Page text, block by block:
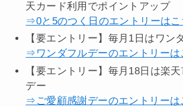
天カード利用でポイントアップ
⇒0と5のつく日のエントリーはこ
【要エントリー】毎月1日はワン
⇒ワンダフルデーのエントリーは
【要エントリー】毎月18日は楽
デー
⇒ご愛顧感謝デーのエントリーは